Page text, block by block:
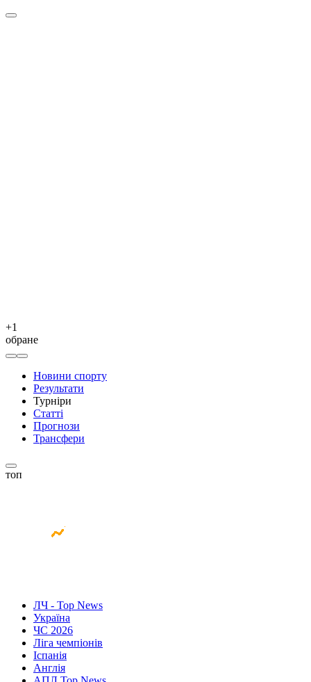
+1
обране
Новини спорту
Результати
Турніри
Статті
Прогнози
Трансфери
топ
ЛЧ - Top News
Україна
ЧС 2026
Ліга чемпіонів
Іспанія
Англія